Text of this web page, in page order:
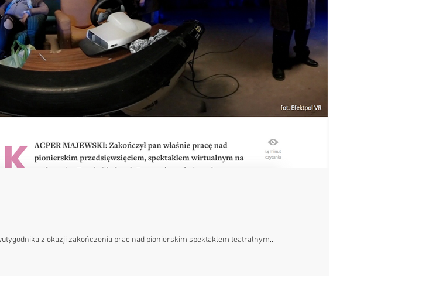
z okazji zakończenia prac nad pionierskim spektaklem teatralnym...